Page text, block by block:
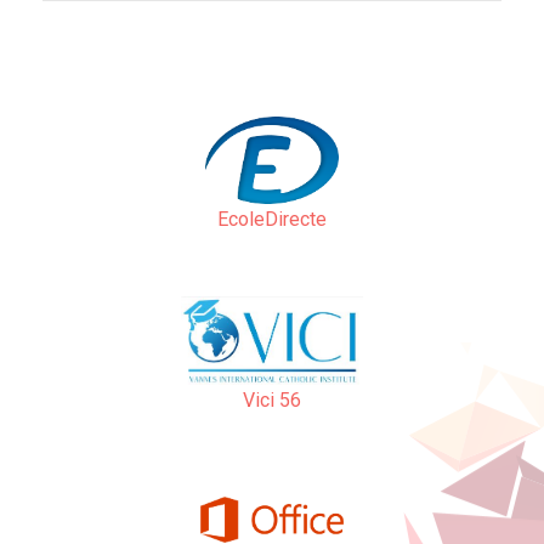
EcoleDirecte
Vici 56